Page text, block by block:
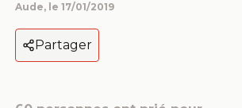
Aude, le 17/01/2019
Partager